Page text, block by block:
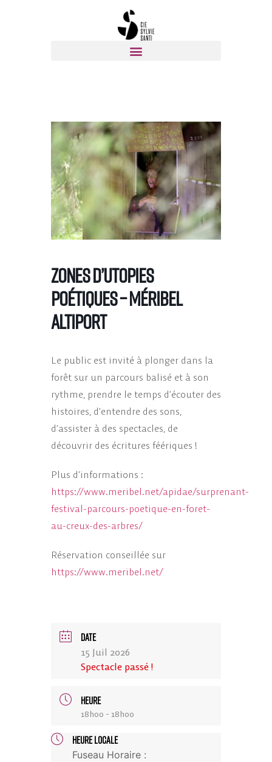
Zones d’Utopies
Poétiques – Méribel
Altiport
Le public est invité à plonger dans la
forêt sur un parcours balisé et à son
rythme, prendre le temps d’écouter des
histoires, d’entendre des sons,
d’assister à des spectacles, de
découvrir des écritures féériques !
Plus d’informations :
https://www.meribel.net/apidae/surprenant-
festival-parcours-poetique-en-foret-
au-creux-des-arbres/
Réservation conseillée sur
https://www.meribel.net/
DATE
15 Juil 2026
Spectacle passé !
HEURE
18h00 - 18h00
HEURE LOCALE
Fuseau Horaire :